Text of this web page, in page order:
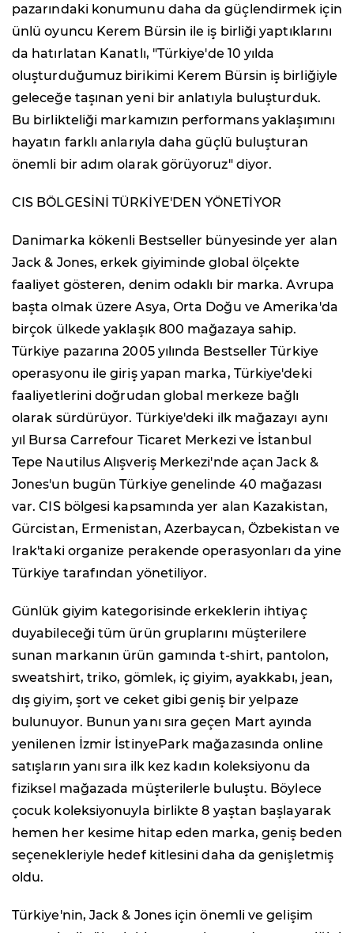
pazarındaki konumunu daha da güçlendirmek için
ünlü oyuncu Kerem Bürsin ile iş birliği yaptıklarını
da hatırlatan Kanatlı, "Türkiye'de 10 yılda
oluşturduğumuz birikimi Kerem Bürsin iş birliğiyle
geleceğe taşınan yeni bir anlatıyla buluşturduk.
Bu birlikteliği markamızın performans yaklaşımını
hayatın farklı anlarıyla daha güçlü buluşturan
önemli bir adım olarak görüyoruz" diyor.
CIS BÖLGESİNİ TÜRKİYE'DEN YÖNETİYOR
Danimarka kökenli Bestseller bünyesinde yer alan
Jack & Jones, erkek giyiminde global ölçekte
faaliyet gösteren, denim odaklı bir marka. Avrupa
başta olmak üzere Asya, Orta Doğu ve Amerika'da
birçok ülkede yaklaşık 800 mağazaya sahip.
Türkiye pazarına 2005 yılında Bestseller Türkiye
operasyonu ile giriş yapan marka, Türkiye'deki
faaliyetlerini doğrudan global merkeze bağlı
olarak sürdürüyor. Türkiye'deki ilk mağazayı aynı
yıl Bursa Carrefour Ticaret Merkezi ve İstanbul
Tepe Nautilus Alışveriş Merkezi'nde açan Jack &
Jones'un bugün Türkiye genelinde 40 mağazası
var. CIS bölgesi kapsamında yer alan Kazakistan,
Gürcistan, Ermenistan, Azerbaycan, Özbekistan ve
Irak'taki organize perakende operasyonları da yine
Türkiye tarafından yönetiliyor.
Günlük giyim kategorisinde erkeklerin ihtiyaç
duyabileceği tüm ürün gruplarını müşterilere
sunan markanın ürün gamında t-shirt, pantolon,
sweatshirt, triko, gömlek, iç giyim, ayakkabı, jean,
dış giyim, şort ve ceket gibi geniş bir yelpaze
bulunuyor. Bunun yanı sıra geçen Mart ayında
yenilenen İzmir İstinyePark mağazasında online
satışların yanı sıra ilk kez kadın koleksiyonu da
fiziksel mağazada müşterilerle buluştu. Böylece
çocuk koleksiyonuyla birlikte 8 yaştan başlayarak
hemen her kesime hitap eden marka, geniş beden
seçenekleriyle hedef kitlesini daha da genişletmiş
oldu.
Türkiye'nin, Jack & Jones için önemli ve gelişim